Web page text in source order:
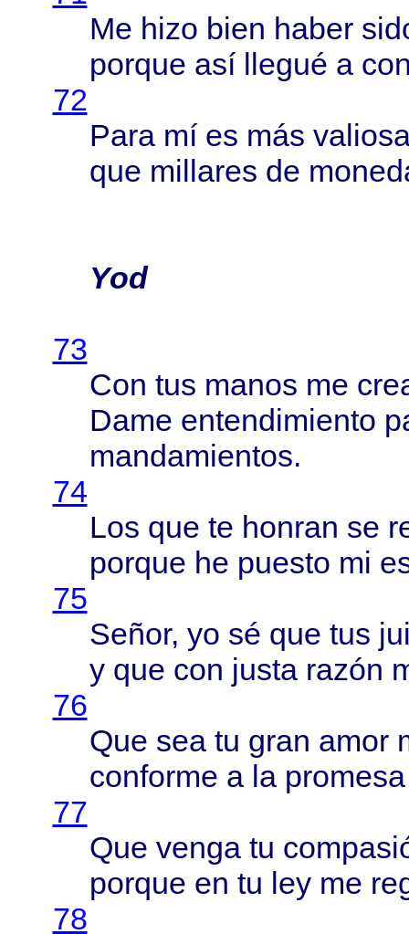
Me hizo bien haber
porque así llegué a
72
Paramí es más
que millares de
Yod
73
Con tus manos me
Dame entendimiento
mandamientos.
74
Los que te honran se
porque he puesto mi
75
Señor, yo sé que tus
y que con justa razón
76
Que sea tu gran amor
conforme a la promesa
77
Que vengatu
porque en tu ley me
78